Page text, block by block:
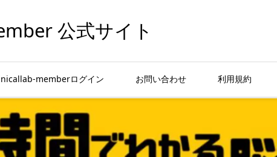
公式サイト
memberログイン お問い合わせ 利用規約